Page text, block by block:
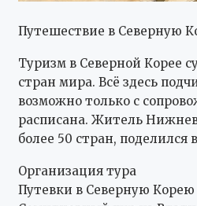
Путешествие в Северную
Туризм в Северной Корее
стран мира. Всё здесь
возможно только с
расписана. Житель
более 50 стран,
Организация тура
Путевки в Северную